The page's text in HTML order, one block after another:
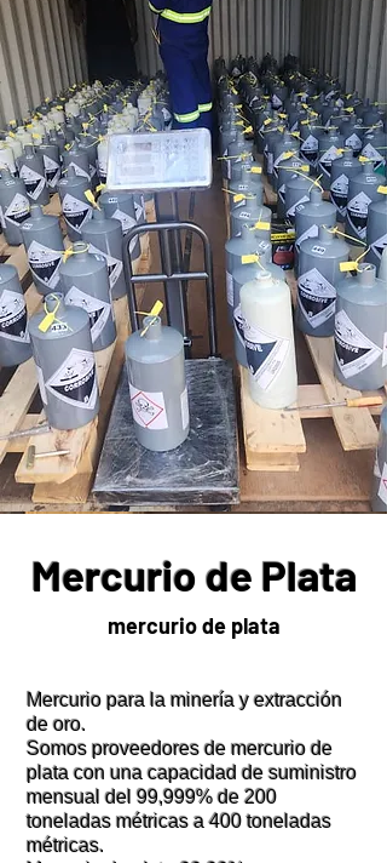
Mercurio de Plata
mercurio de plata
Mercurio para la minería y extracción
de oro.
Somos proveedores de mercurio de
plata con una capacidad de suministro
mensual del 99,999% de 200
toneladas métricas a 400 toneladas
métricas.